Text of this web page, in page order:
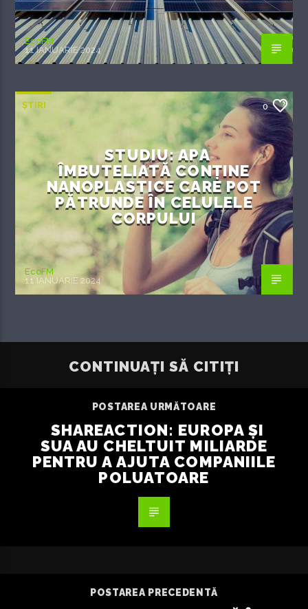
EcoFM
11 IANUARIE 2024
ȘTIRI 0
STUDIU: APA
ÎMBUTELIATĂ CONȚINE
NANOPLASTICE CARE POT
PĂTRUNDE ÎN CELULELE
CORPULUI
EcoFM
11 IANUARIE 2024
CONTINUAȚI SĂ CITIȚI
POSTAREA URMĂTOARE
SHAREACTION: EUROPA ȘI
SUA AU CHELTUIT MILIARDE
PENTRU A AJUTA COMPANIILE
POLUATOARE
POSTAREA PRECEDENTĂ